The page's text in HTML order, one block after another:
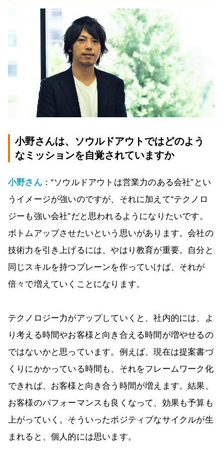
小野さんは、ソウルドアウトではどのよう
なミッションを自覚されていますか
小野さん：“ソウルドアウトは営業力のある会社”とい
うイメージが強いのですが、それに加えて“テクノロ
ジーも強い会社”だと思われるようになりたいです。
ボトムアップさせたいという思いがあります。会社の
技術力を引き上げるには、やはり教育が重要。自分と
同じスキルを持つブレーンを作っていけば、それが
倍々で増えていくことになります。
テクノロジー力がアップしていくと、社内的には、よ
り考える時間やお客様と向き合える時間が増やせるの
ではないかと思っています。例えば、現在は提案書づ
くりにかかっている時間も、それをフレームワーク化
できれば、お客様と向き合う時間が増えます。結果、
お客様のパフォーマンスも良くなって、効果も予算も
上がっていく。そういったポジティブなサイクルが生
まれると、個人的には思います。